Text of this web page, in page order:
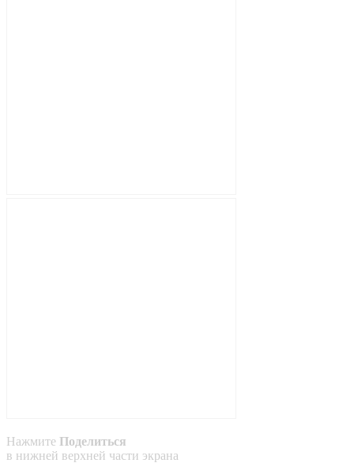
Нажмите Поделиться
в нижней верхней части экрана